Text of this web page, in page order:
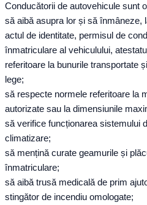
Conducătorii de autovehicule sunt
să aibă asupra lor și să înmâneze,
actul de identitate, permisul de
înmatriculare al vehiculului,
referitoare la bunurile transportate
lege;
să respecte normele referitoare la
autorizate sau la dimensiunile
să verifice funcționarea sistemului
climatizare;
să mențină curate geamurile și
înmatriculare;
să aibă trusă medicală de prim
stingător de incendiu omologate;